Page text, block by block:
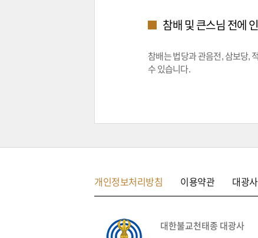
참배 및 큰스님 전에
참배는 법당과 관음전, 삼보당,
수 있습니다.
개인정보처리방침 이용약관 대광
대한불교천태종 대광사